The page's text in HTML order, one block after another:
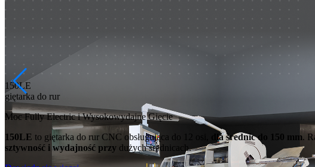
150LE
giętarka do rur
Moc Fully Electric i Wysokowydajne Gięcie
150LE to giętarka do rur CNC obsługująca do 12 osi, dla średnic do 150 mm.
sztywność i wydajność przy dużych średnicach.